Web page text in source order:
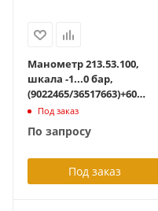
Манометр 213.53.100,
шкала -1...0 бар,
(9022465/36517663)+60
град С, подключение
гидрозаполнением
Под заказ
По запросу
Под заказ